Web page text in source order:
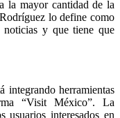
la mayor cantidad de la
lo define como
y que tiene que
integrando herramientas
“Visit México”. La
usuarios interesados en